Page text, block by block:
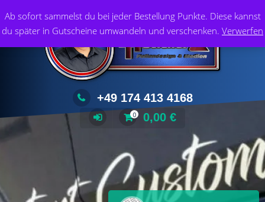
Ab sofort sammelst du bei jeder Bestellung Punkte. Diese kannst
du später in Gutscheine umwandeln und verschenken. Verwerfen
Inhalt
springen
+49 174 413 4168
0 0,00 €